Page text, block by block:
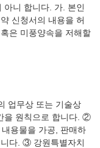
아니 합니다. 가. 본인
신청서의 내용을 허
은 미풍양속을 저해할
업무상 또는 기술상
원칙으로 합니다. ②
용물을 가공, 판매하
다. ③ 강원특별자치